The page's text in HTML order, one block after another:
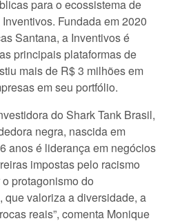
para o ecossistema de
Fundada em 2020
Santana, a Inventivos é
principais plataformas de
mais de R$ 3 milhões em
em seu portfólio.
do Shark Tank Brasil,
negra, nascida em
anos é liderança em negócios
impostas pelo racismo
protagonismo do
que valoriza a diversidade, a
reais”, comenta Monique